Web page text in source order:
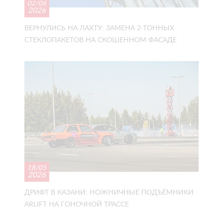
02/06
2026
ВЕРНУЛИСЬ НА ЛАХТУ: ЗАМЕНА 2-ТОННЫХ
СТЕКЛОПАКЕТОВ НА СКОШЕННОМ ФАСАДЕ
18/05
2026
ДРИФТ В КАЗАНИ: НОЖНИЧНЫЕ ПОДЪЁМНИКИ
ARLIFT НА ГОНОЧНОЙ ТРАССЕ